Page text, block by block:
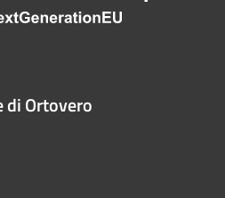
di Ortovero